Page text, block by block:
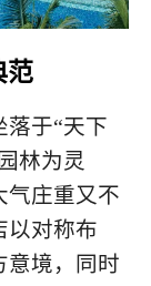
范
落于“天下
林为灵
气庄重又不
以对称布
意境，同时